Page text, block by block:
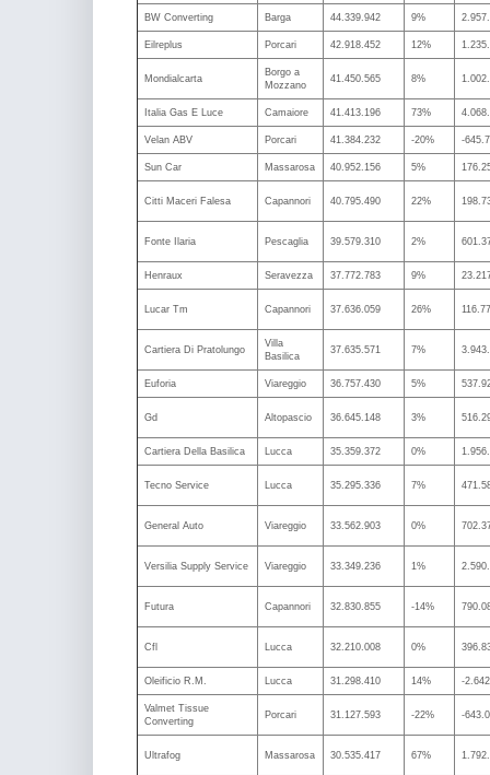
BW Converting Barga 44.339.942 9%
Eilreplus Porcari 42.918.452 12%
Mondialcarta
Borgo a
Mozzano
41.450.565 8%
Italia Gas E Luce Camaiore 41.413.196 73%
Velan ABV Porcari 41.384.232 -20% -
Sun Car Massarosa 40.952.156 5%
Citti Maceri Falesa Capannori 40.795.490 22%
Fonte Ilaria Pescaglia 39.579.310 2%
Henraux Seravezza 37.772.783 9%
Lucar Tm Capannori 37.636.059 26%
Cartiera Di Pratolungo
Villa
Basilica
37.635.571 7%
Euforia Viareggio 36.757.430 5%
Gd Altopascio 36.645.148 3%
Cartiera Della Basilica Lucca 35.359.372 0%
Tecno Service Lucca 35.295.336 7%
General Auto Viareggio 33.562.903 0%
Versilia Supply Service Viareggio 33.349.236 1%
Futura Capannori 32.830.855 -14%
Cfl Lucca 32.210.008 0%
Oleificio R.M. Lucca 31.298.410 14% -
Valmet Tissue
Converting
Porcari 31.127.593 -22% -
Ultrafog Massarosa 30.535.417 67%